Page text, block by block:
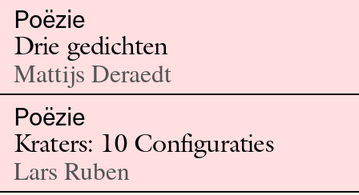
Poëzie
Drie gedichten
Mattijs Deraedt
Poëzie
Kraters: 10 Configuraties
Lars Ruben